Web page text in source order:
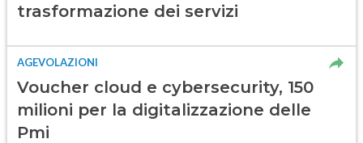
trasformazione dei servizi
AGEVOLAZIONI
Voucher cloud e cybersecurity, 150
milioni per la digitalizzazione delle
Pmi